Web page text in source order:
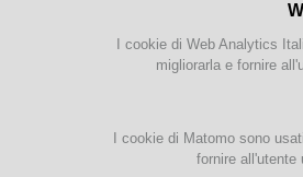
Altri
Pavese
Catalogo
Risorse
Bollettino
I cookie di Web Analytics
migliorarla e fornire
I cookie di Matomo sono
fornire all'utente